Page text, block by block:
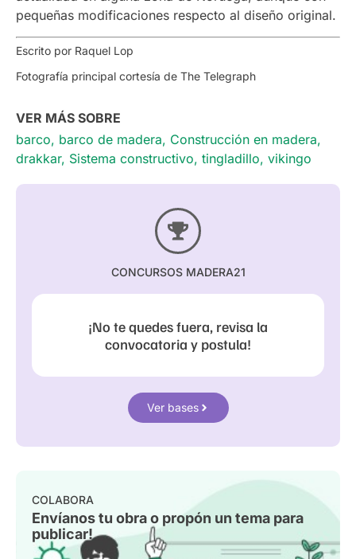
pequeñas modificaciones respecto al diseño original.
Escrito por Raquel Lop
Fotografía principal cortesía de The Telegraph
VER MÁS SOBRE
barco, barco de madera, Construcción en madera,
drakkar, Sistema constructivo, tingladillo, vikingo
CONCURSOS MADERA21
¡No te quedes fuera, revisa la
convocatoria y postula!
Ver bases
COLABORA
Envíanos tu obra o propón un tema para
publicar!